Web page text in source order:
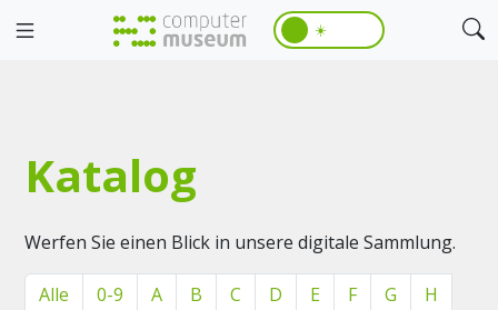
☀️
Katalog
Werfen Sie einen Blick in unsere digitale Sammlung.
Alle 0-9 A B C D E F G
H